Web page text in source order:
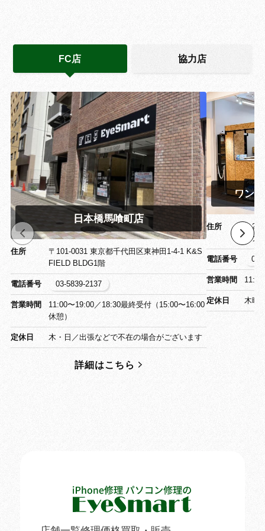
FC店 協力店
日本橋馬喰町店
住所
〒101-0031 東京都千代田区東神田1-4-1 K&S
FIELD BLDG1階
電話番号 03-5839-2137
営業時間
11:00〜19:00／18:30最終受付（15:00〜16:00
休憩）
定休日 木・日／出張などで不在の場合がございます
詳細はこちら
ワン
住所
〒
ワン
電話番号
営業時間
定休日 木曜